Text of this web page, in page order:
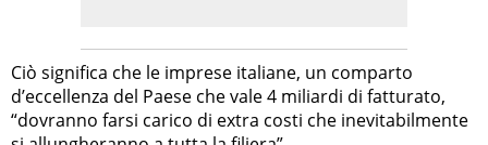
Ciò significa che le imprese italiane, un comparto
d’eccellenza del Paese che vale 4 miliardi di fatturato,
“dovranno farsi carico di extra costi che inevitabilmente